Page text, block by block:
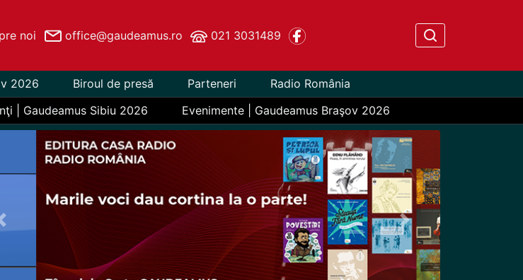
noi office@gaudeamus.ro 021 3031489
2026 Biroul de presă Parteneri
Radio România
| Gaudeamus Sibiu 2026 Evenimente | Gaudeamus Braşov 2026
Previous Next